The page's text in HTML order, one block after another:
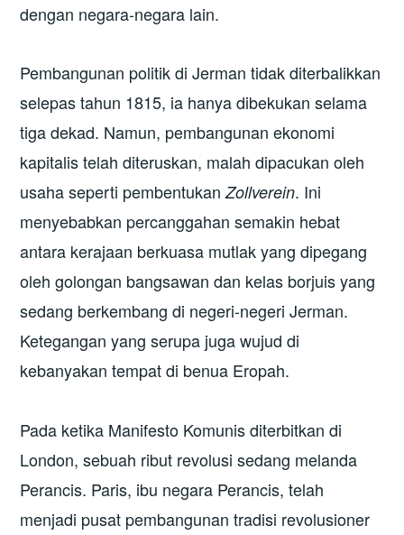
dengan negara-negara lain.
Pembangunan politik di Jerman tidak diterbalikkan
selepas tahun 1815, ia hanya dibekukan selama
tiga dekad. Namun, pembangunan ekonomi
kapitalis telah diteruskan, malah dipacukan oleh
usaha seperti pembentukanZollverein. Ini
menyebabkan percanggahan semakin hebat
antara kerajaan berkuasa mutlak yang dipegang
oleh golongan bangsawan dan kelas borjuis yang
sedang berkembang di negeri-negeri Jerman.
Ketegangan yang serupa juga wujud di
kebanyakan tempat di benua Eropah.
Pada ketika Manifesto Komunis diterbitkan di
London, sebuah ribut revolusi sedang melanda
Perancis. Paris, ibu negara Perancis, telah
menjadi pusat pembangunan tradisi revolusioner